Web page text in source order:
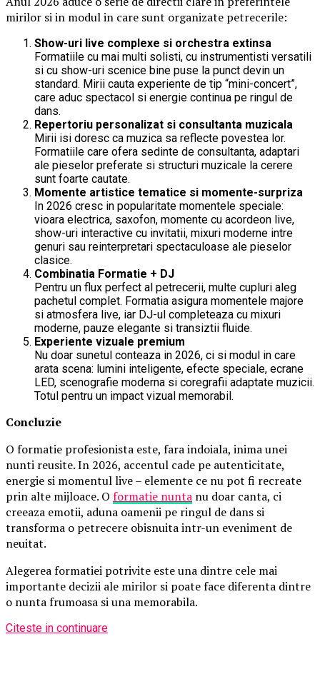
mirilor si in modul in care sunt organizate petrecerile:
Show-uri live complexe si orchestra extinsa
Formatiile cu mai multi solisti, cu instrumentisti versatili
si cu show-uri scenice bine puse la punct devin un
standard. Mirii cauta experiente de tip “mini-concert”,
care aduc spectacol si energie continua pe ringul de
dans.
Repertoriu personalizat si consultanta muzicala
Mirii isi doresc ca muzica sa reflecte povestea lor.
Formatiile care ofera sedinte de consultanta, adaptari
ale pieselor preferate si structuri muzicale la cerere
sunt foarte cautate.
Momente artistice tematice si momente-surpriza
In 2026 cresc in popularitate momentele speciale:
vioara electrica, saxofon, momente cu acordeon live,
show-uri interactive cu invitatii, mixuri moderne intre
genuri sau reinterpretari spectaculoase ale pieselor
clasice.
Combinatia Formatie + DJ
Pentru un flux perfect al petrecerii, multe cupluri aleg
pachetul complet. Formatia asigura momentele majore
si atmosfera live, iar DJ-ul completeaza cu mixuri
moderne, pauze elegante si transiztii fluide.
Experiente vizuale premium
Nu doar sunetul conteaza in 2026, ci si modul in care
arata scena: lumini inteligente, efecte speciale, ecrane
LED, scenografie moderna si coregrafii adaptate muzicii.
Totul pentru un impact vizual memorabil.
Concluzie
O formatie profesionista este, fara indoiala, inima unei
nunti reusite. In 2026, accentul cade pe autenticitate,
energie si momentul live – elemente ce nu pot fi recreate
prin alte mijloace. O formatie nunta nu doar canta, ci
creeaza emotii, aduna oamenii pe ringul de dans si
transforma o petrecere obisnuita intr-un eveniment de
neuitat.
Alegerea formatiei potrivite este una dintre cele mai
importante decizii ale mirilor si poate face diferenta dintre
o nunta frumoasa si una memorabila.
Citeste in continuare